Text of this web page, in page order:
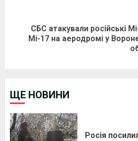
Next
СБС атакували російські
Мі-17 на аеродромі у
ЩЕ НОВИНИ
Росія